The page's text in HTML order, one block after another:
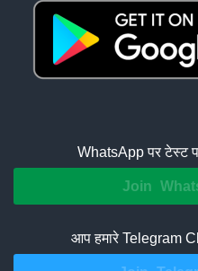
WhatsApp पर टेस्ट
Join
आप हमारे Telegram